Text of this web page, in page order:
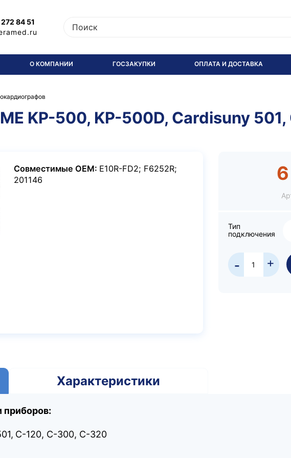
84 51
О КОМПАНИИ ГОСЗАКУПКИ ОПЛАТА И ДОСТАВКА
KP-500, KP-500D, Cardisuny
Совместимые OEM: E10R-FD2; F6252R;
201146
Тип
подключения
- +
Характеристики
C-120, C-300, C-320